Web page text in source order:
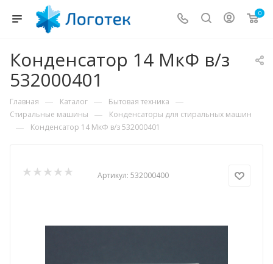
0
Конденсатор 14 МкФ в/з
532000401
Главная — Каталог — Бытовая техника —
Стиральные машины — Конденсаторы для стиральных машин
— Конденсатор 14 МкФ в/з 532000401
Артикул: 532000400